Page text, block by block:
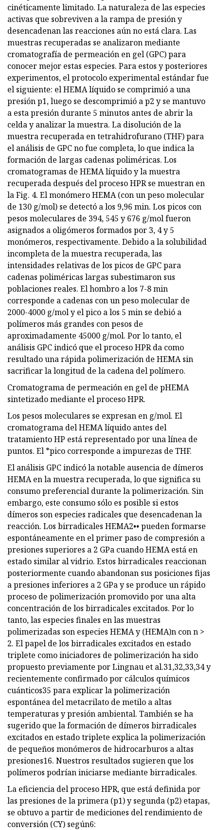
cinéticamente limitado. La naturaleza de las especies
activas que sobreviven a la rampa de presión y
desencadenan las reacciones aún no está clara. Las
muestras recuperadas se analizaron mediante
cromatografía de permeación en gel (GPC) para
conocer mejor estas especies. Para estos y posteriores
experimentos, el protocolo experimental estándar fue
el siguiente: el HEMA líquido se comprimió a una
presión p1, luego se descomprimió a p2 y se mantuvo
a esta presión durante 5 minutos antes de abrir la
celda y analizar la muestra. La disolución de la
muestra recuperada en tetrahidrofurano (THF) para
el análisis de GPC no fue completa, lo que indica la
formación de largas cadenas poliméricas. Los
cromatogramas de HEMA líquido y la muestra
recuperada después del proceso HPR se muestran en
la Fig. 4. El monómero HEMA (con un peso molecular
de 130 g/mol) se detectó a los 9,96 min. Los picos con
pesos moleculares de 394, 545 y 676 g/mol fueron
asignados a oligómeros formados por 3, 4 y 5
monómeros, respectivamente. Debido a la solubilidad
incompleta de la muestra recuperada, las
intensidades relativas de los picos de GPC para
cadenas poliméricas largas subestimaron sus
poblaciones reales. El hombro a los 7-8 min
corresponde a cadenas con un peso molecular de
2000-4000 g/mol y el pico a los 5 min se debió a
polímeros más grandes con pesos de
aproximadamente 45000 g/mol. Por lo tanto, el
análisis GPC indicó que el proceso HPR da como
resultado una rápida polimerización de HEMA sin
sacrificar la longitud de la cadena del polímero.
Cromatograma de permeación en gel de pHEMA
sintetizado mediante el proceso HPR.
Los pesos moleculares se expresan en g/mol. El
cromatograma del HEMA líquido antes del
tratamiento HP está representado por una línea de
puntos. El *pico corresponde a impurezas de THF.
El análisis GPC indicó la notable ausencia de dímeros
HEMA en la muestra recuperada, lo que significa su
consumo preferencial durante la polimerización. Sin
embargo, este consumo sólo es posible si estos
dímeros son especies radicales que desencadenan la
reacción. Los birradicales HEMA2•• pueden formarse
espontáneamente en el primer paso de compresión a
presiones superiores a 2 GPa cuando HEMA está en
estado similar al vidrio. Estos birradicales reaccionan
posteriormente cuando abandonan sus posiciones fijas
a presiones inferiores a 2 GPa y se produce un rápido
proceso de polimerización promovido por una alta
concentración de los birradicales excitados. Por lo
tanto, las especies finales en las muestras
polimerizadas son especies HEMA y (HEMA)n con n >
2. El papel de los birradicales excitados en estado
triplete como iniciadores de polimerización ha sido
propuesto previamente por Lingnau et al.31,32,33,34 y
recientemente confirmado por cálculos químicos
cuánticos35 para explicar la polimerización
espontánea del metacrilato de metilo a altas
temperaturas y presión ambiental. También se ha
sugerido que la formación de dímeros birradicales
excitados en estado triplete explica la polimerización
de pequeños monómeros de hidrocarburos a altas
presiones16. Nuestros resultados sugieren que los
polímeros podrían iniciarse mediante birradicales.
La eficiencia del proceso HPR, que está definida por
las presiones de la primera (p1) y segunda (p2) etapas,
se obtuvo a partir de mediciones del rendimiento de
conversión (CY) según6: